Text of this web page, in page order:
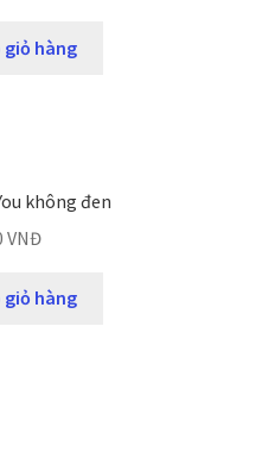
giỏ hàng
không đen
VNĐ
giỏ hàng